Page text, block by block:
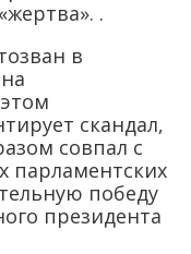
.
в
скандал,
совпал с
парламентских
победу
президента